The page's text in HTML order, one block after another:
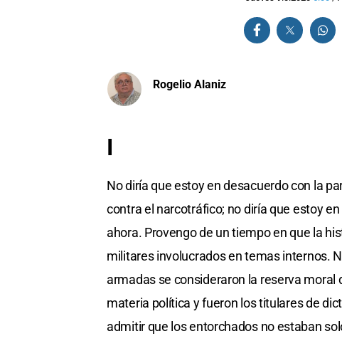
Rogelio Alaniz
I
No diría que estoy en desacuerdo con la
contra el narcotráfico; no diría que estoy
ahora. Provengo de un tiempo en que la
militares involucrados en temas internos.
armadas se consideraron la reserva
materia política y fueron los titulares de
admitir que los entorchados no estaban